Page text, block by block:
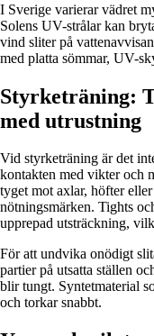
I Sverige varierar vädret
Solens UV-strålar kan
vind sliter på
med platta sömmar, UV-
Styrketräning:
med utrustning
Vid styrketräning är det
kontakten med vikter och
tyget mot axlar, höfter
nötningsmärken. Tights
upprepad utsträckning,
För att undvika onödigt
partier på utsatta ställen
blir tungt. Syntetmaterial
och torkar snabbt.